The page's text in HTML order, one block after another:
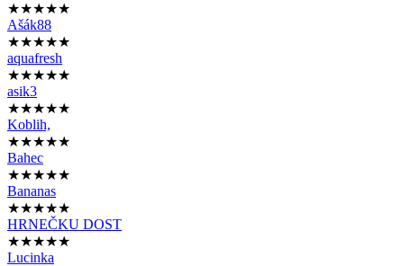
★★★★★
Ašák88
★★★★★
aquafresh
★★★★★
asik3
★★★★★
Koblih,
★★★★★
Bahec
★★★★★
Bananas
★★★★★
HRNEČKU DOST
★★★★★
Lucinka